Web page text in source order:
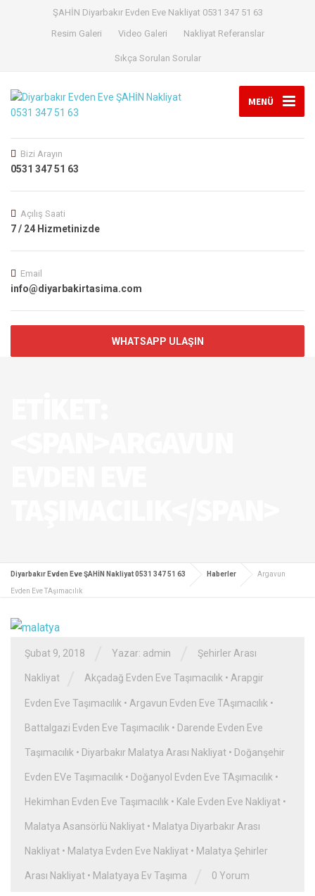
ŞAHİN Diyarbakır Evden Eve Nakliyat 0531 347 51 63
Resim Galeri
Video Galeri Nakliyat Referanslar
Sıkça Sorulan Sorular
MENÜ
Bizi Arayın
0531 347 51 63
Açılış Saati
7 / 24 Hizmetinizde
Email
info@diyarbakirtasima.com
WHATSAPP ULAŞIN
Diyarbakır Evden Eve ŞAHİN Nakliyat 0531 347 51 63 Haberler Argavun
Evden Eve TAşımacılık
Şubat 9, 2018 Yazar: admin Şehirler Arası
Nakliyat Akçadağ Evden Eve Taşımacılık • Arapgir
Evden Eve Taşımacılık • Argavun Evden Eve TAşımacılık •
Battalgazi Evden Eve Taşımacılık • Darende Evden Eve
Taşımacılık • Diyarbakır Malatya Arası Nakliyat • Doğanşehir
Evden EVe Taşımacılık • Doğanyol Evden Eve TAşımacılık •
Hekimhan Evden Eve Taşımacılık • Kale Evden Eve Nakliyat •
Malatya Asansörlü Nakliyat • Malatya Diyarbakır Arası
Nakliyat • Malatya Evden Eve Nakliyat • Malatya Şehirler
Arası Nakliyat • Malatyaya Ev Taşıma 0 Yorum